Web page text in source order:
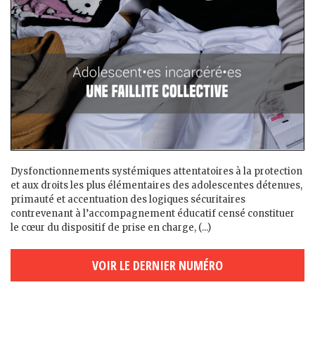
Dysfonctionnements systémiques attentatoires à la protection
et aux droits les plus élémentaires des adolescent·es détenu·es,
primauté et accentuation des logiques sécuritaires
contrevenant à l’accompagnement éducatif censé constituer
le cœur du dispositif de prise en charge, (...)
VOIR LE DERNIER NUMÉRO